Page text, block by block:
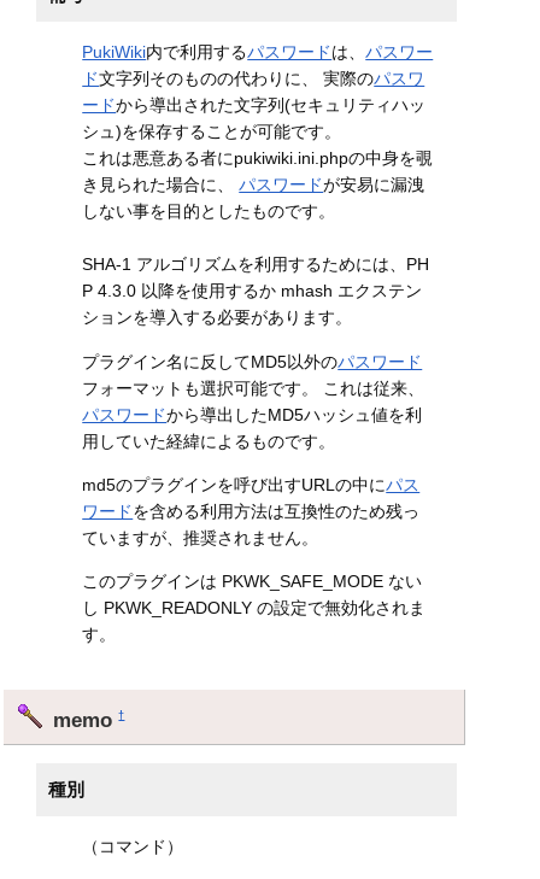
PukiWiki内で利用するパスワードは、パスワー
ド文字列そのものの代わりに、 実際のパスワ
ードから導出された文字列(セキュリティハッ
シュ)を保存することが可能です。
これは悪意ある者にpukiwiki.ini.phpの中身を覗
き見られた場合に、パスワードが安易に漏洩
しない事を目的としたものです。
SHA-1 アルゴリズムを利用するためには、PH
P 4.3.0 以降を使用するか mhash エクステン
ションを導入する必要があります。
プラグイン名に反してMD5以外のパスワード
フォーマットも選択可能です。 これは従来、
パスワードから導出したMD5ハッシュ値を利
用していた経緯によるものです。
md5のプラグインを呼び出すURLの中にパス
ワードを含める利用方法は互換性のため残っ
ていますが、推奨されません。
このプラグインは PKWK_SAFE_MODE ない
し PKWK_READONLY の設定で無効化されま
す。
memo†
種別
（コマンド）